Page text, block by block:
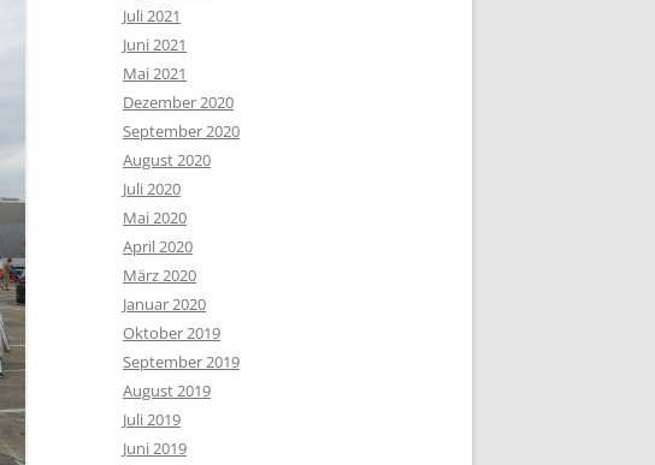
Juli 2021
Juni 2021
Mai 2021
Dezember 2020
September 2020
August 2020
Juli 2020
Mai 2020
April 2020
März 2020
Januar 2020
Oktober 2019
September 2019
August 2019
Juli 2019
Juni 2019